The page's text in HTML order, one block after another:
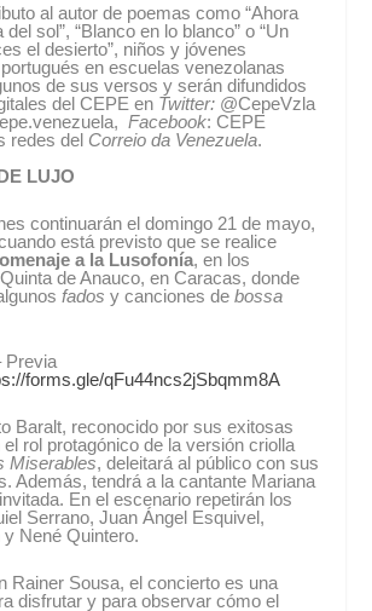
al autor de poemas como “Ahora
sol”, “Blanco en lo blanco” o “Un
el desierto”, niños y jóvenes
en escuelas venezolanas
de sus versos y serán difundidos
del CEPE en Twitter: @CepeVzla
Facebook: CEPE
redes del Correio da Venezuela.
LUJO
continuarán el domingo 21 de mayo,
está previsto que se realice
a la Lusofonía, en los
de Anauco, en Caracas, donde
fados y canciones debossa
Previa
forms.gle/qFu44ncs2jSbqmm8A
Baralt, reconocido por sus exitosas
rol protagónico de la versión criolla
Miserables, deleitará al público con sus
Además, tendrá a la cantante Mariana
En el escenario repetirán los
Serrano, Juan Ángel Esquivel,
Nené Quintero.
Rainer Sousa, el concierto es una
disfrutar y para observar cómo el